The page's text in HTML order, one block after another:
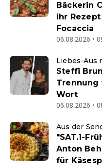
Bäckerin
ihr
Focaccia
06.08.2026 •
Liebes-Aus
Steffi
Trennung
Wort
06.08.2026 •
Aus der
"SAT.1-
Anton
für